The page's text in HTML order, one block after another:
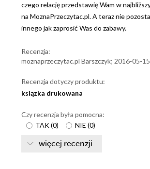
czego relację przedstawię Wam w
na MoznaPrzeczytac.pl. A teraz nie
innego jak zaprosić Was do zabawy.
Recenzja:
moznaprzeczytac.pl Barszczyk; 2016-05-15
Recenzja dotyczy produktu:
ksiązka drukowana
Czy recenzja była pomocna:
TAK(0) NIE (0)
więcej recenzji